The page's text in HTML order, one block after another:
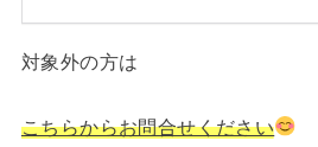
対象外の方は
こちらからお問合せください